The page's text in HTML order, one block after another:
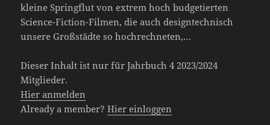
kleine Springflut von extrem hoch budgetierten
Science-Fiction-Filmen, die auch designtechnisch
unsere Großstädte so hochrechneten,…
Dieser Inhalt ist nur für Jahrbuch 4 2023/2024
Mitglieder.
Hier anmelden
Already a member?Hier einloggen